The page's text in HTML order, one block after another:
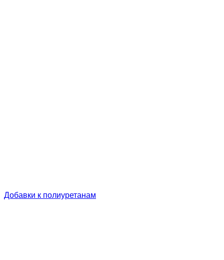
Добавки к полиуретанам